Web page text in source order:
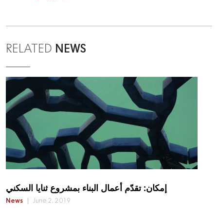
RELATED NEWS
إمكان: تقدّم أعمال البناء بمشروع ثنايا السكني
News June 2, 2019